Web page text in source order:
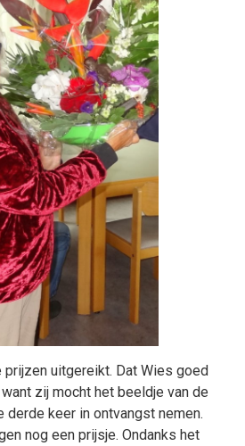
prijzen uitgereikt. Dat Wies goed
zij mocht het beeldje van de
derde keer in ontvangst nemen.
nog een prijsje. Ondanks het